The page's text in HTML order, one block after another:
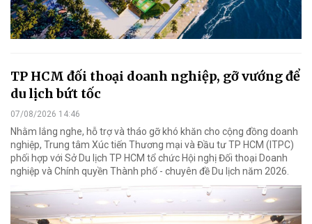
TP HCM đối thoại doanh nghiệp, gỡ vướng để
du lịch bứt tốc
07/08/2026 14:46
Nhằm lắng nghe, hỗ trợ và tháo gỡ khó khăn cho cộng đồng doanh
nghiệp, Trung tâm Xúc tiến Thương mại và Đầu tư TP HCM (ITPC)
phối hợp với Sở Du lịch TP HCM tổ chức Hội nghị Đối thoại Doanh
nghiệp và Chính quyền Thành phố - chuyên đề Du lịch năm 2026.